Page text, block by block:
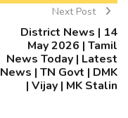
Next Post
District News | 14
May 2026 | Tamil
News Today | Latest
News | TN Govt | DMK
| Vijay | MK Stalin